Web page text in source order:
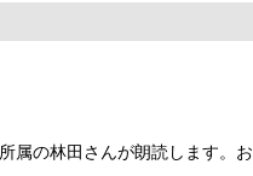
属の林田さんが朗読します。